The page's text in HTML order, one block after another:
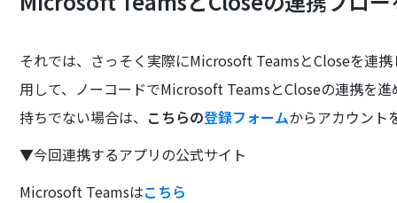
それでは、さっそく実際にMicrosoft TeamsとCloseを連
用して、ノーコードでMicrosoft TeamsとCloseの連携を
持ちでない場合は、 こちらの登録フォームからアカウント
▼今回連携するアプリの公式サイト
Microsoft Teamsはこちら